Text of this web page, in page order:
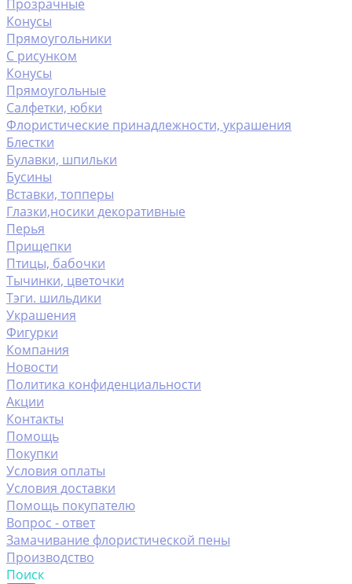
Прозрачные
Конусы
Прямоугольники
С рисунком
Конусы
Прямоугольные
Салфетки, юбки
Флористические принадлежности, украшения
Блестки
Булавки, шпильки
Бусины
Вставки, топперы
Глазки,носики декоративные
Перья
Прищепки
Птицы, бабочки
Тычинки, цветочки
Тэги. шильдики
Украшения
Фигурки
Компания
Новости
Политика конфиденциальности
Акции
Контакты
Помощь
Покупки
Условия оплаты
Условия доставки
Помощь покупателю
Вопрос - ответ
Замачивание флористической пены
Производство
Поиск